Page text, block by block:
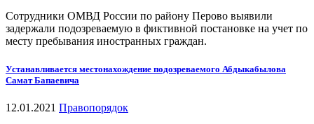
Сотрудники ОМВД России по району Перово выявили
задержали подозреваемую в фиктивной постановке на учет по
месту пребывания иностранных граждан.
Устанавливается местонахождение подозреваемого Абдыкабылова
Самат Бапаевича
12.01.2021 Правопорядок